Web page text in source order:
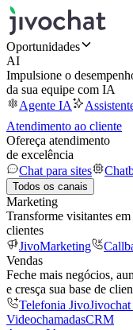
Oportunidades
AI
Impulsione o
da sua equipe com IA
Agente IA
Atendimento ao cliente
Ofereça atendimento
de excelência
Chat para sites
Todos os canais
Marketing
Transforme visitantes em
clientes
JivoMarketing
Vendas
Feche mais negócios,
e cresça sua base de
Telefonia JivoJivochat
VideochamadasCRM